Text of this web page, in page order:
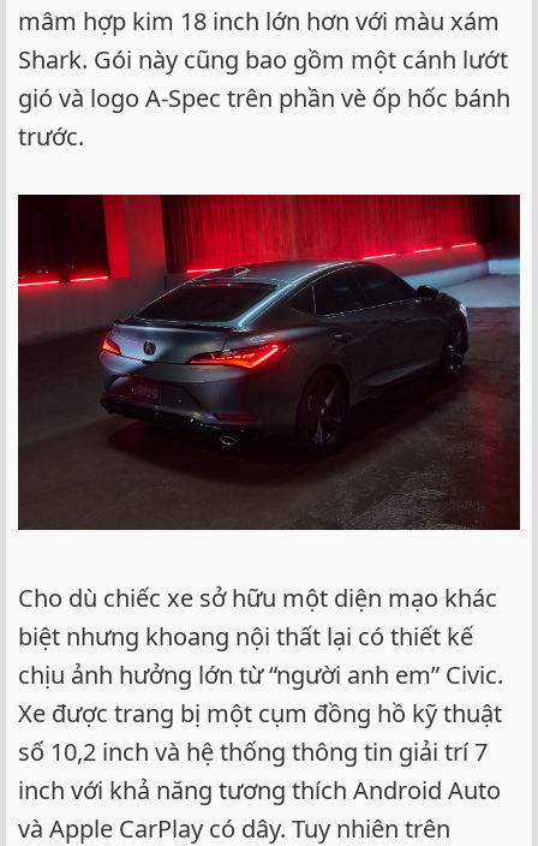
mâm hợp kim 18 inch lớn hơn với màu xám
Shark. Gói này cũng bao gồm một cánh lướt
gió và logo A-Spec trên phần vè ốp hốc bánh
trước.
Cho dù chiếc xe sở hữu một diện mạo khác
biệt nhưng khoang nội thất lại có thiết kế
chịu ảnh hưởng lớn từ “người anh em” Civic.
Xe được trang bị một cụm đồng hồ kỹ thuật
số 10,2 inch và hệ thống thông tin giải trí 7
inch với khả năng tương thích Android Auto
và Apple CarPlay có dây. Tuy nhiên trên